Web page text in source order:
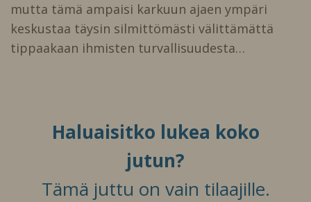
mutta tämä ampaisi karkuun ajaen ympäri
keskustaa täysin silmittömästi välittämättä
tippaakaan ihmisten turvallisuudesta…
Haluaisitko lukea koko
jutun?
Tämä juttu on vain tilaajille.